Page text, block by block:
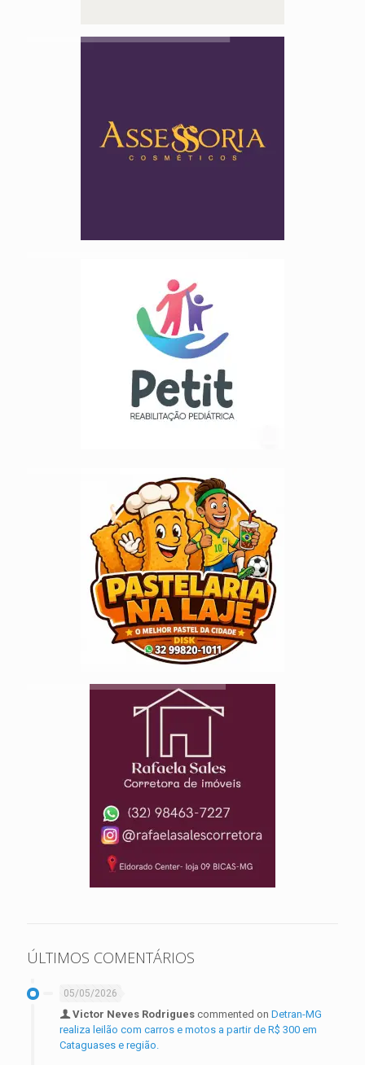
ÚLTIMOS COMENTÁRIOS
05/05/2026
Victor Neves Rodrigues commented on Detran-MG
realiza leilão com carros e motos a partir de R$ 300 em
Cataguases e região.